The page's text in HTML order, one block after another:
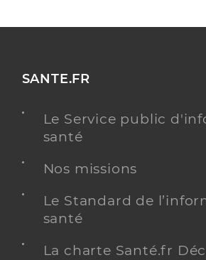
SANTE.FR
Le Service public
santé
Nos missions
Le Standard de
santé
La charte Santé.fr